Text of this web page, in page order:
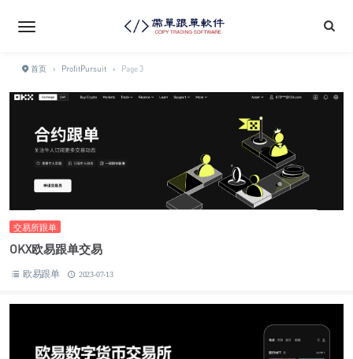
首页 › ProfitPursuit › Page 3
交易所跟单
OKX欧易跟单交易
欧易跟单 2023-07-13